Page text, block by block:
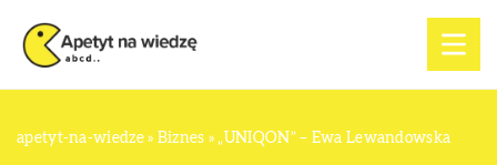
apetyt-na-wiedze» Biznes » „UNIQON” – Ewa Lewandowska